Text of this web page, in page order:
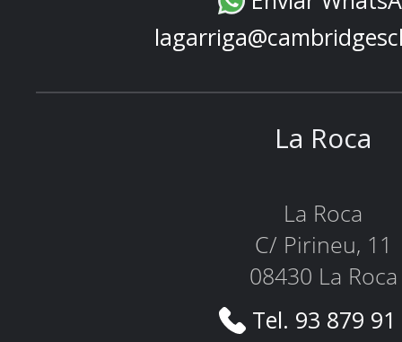
La Roca
La Roca
C/ Pirineu, 11
08430 La Roca
Tel. 93 879